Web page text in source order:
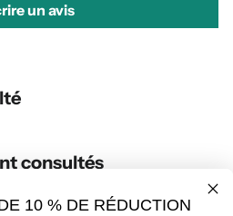
un avis
consultés
10 % DE RÉDUCTION